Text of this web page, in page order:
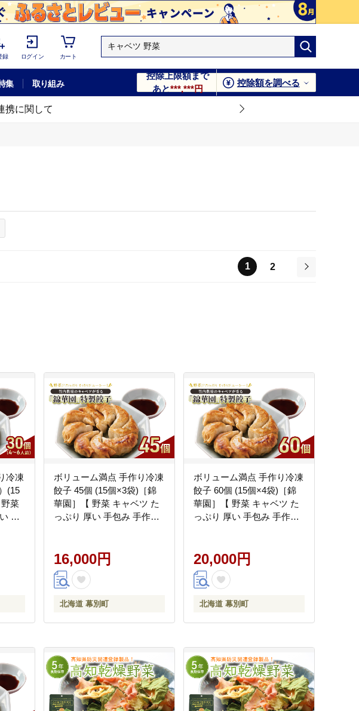
録 ログイン カート
集 取り組み
控除上限額まで
あと***,***円
控除額を調べる
携に関して
1
2
冷凍
(15
菜
手
ボリューム満点 手作り冷凍
餃子 45個 (15個×3袋)［錦
華園］【 野菜 キャベツ た
っぷり 厚い 手包み 手作り
16,000円
北海道 幕別町
ボリューム満点 手作り冷凍
餃子 60個 (15個×4袋)［錦
華園］【 野菜 キャベツ た
っぷり 厚い 手包み 手作り
20,000円
北海道 幕別町